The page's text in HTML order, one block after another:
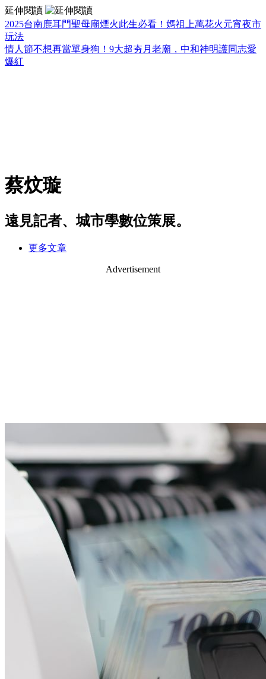
延伸閱讀
2025台南鹿耳門聖母廟煙火此生必看！媽祖上萬花火元宵夜市
玩法
情人節不想再當單身狗！9大超夯月老廟，中和神明護同志愛
爆紅
蔡炆璇
遠見記者、城市學數位策展。
更多文章
Advertisement